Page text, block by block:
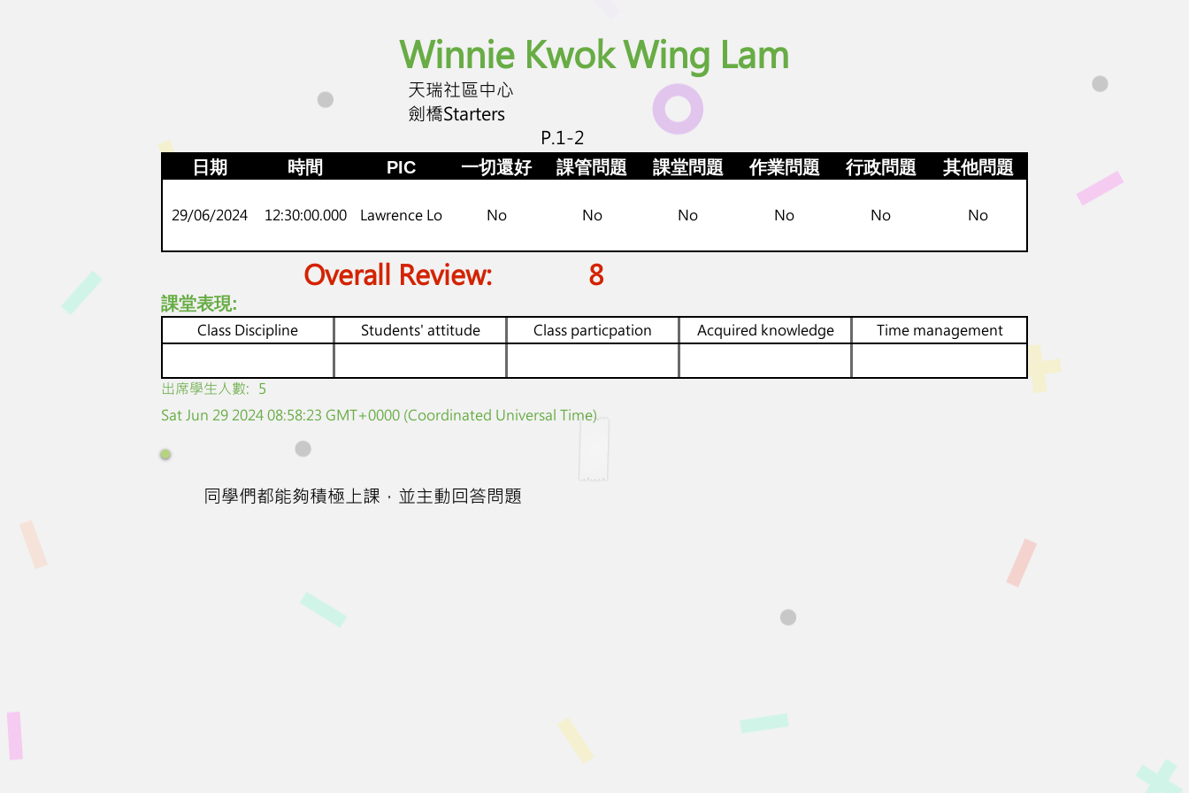
Winnie Kwok Wing Lam
天瑞社區中心
劍橋Starters
P.1-2
日期 時間 PIC 一切還好 課管問題 課堂問題 作業問題 行政問題 其他問題
29/06/2024 12:30:00.000 Lawrence Lo No No No No No No
8
Overall Review:
課堂表現:
Class Discipline Students' attitude Class particpation Acquired knowledge Time management
​出席學生人數: 5
Sat Jun 29 2024 08:58:23 GMT+0000 (Coordinated Universal Time)
同學們都能夠積極上課，並主動回答問題